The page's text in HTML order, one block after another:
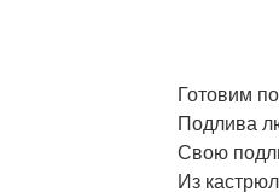
Готовим
Подлива
Свою
Из